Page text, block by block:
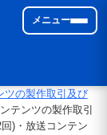
メニュー
ツの製作取引及び
テンツの製作取引
)・放送コンテン